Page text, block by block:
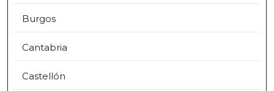
Burgos
Cantabria
Castellón